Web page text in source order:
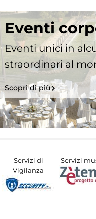
Eventi
Eventi unici in
straordinari al
Scopri di più
Servizi di
Vigilanza
Servizi